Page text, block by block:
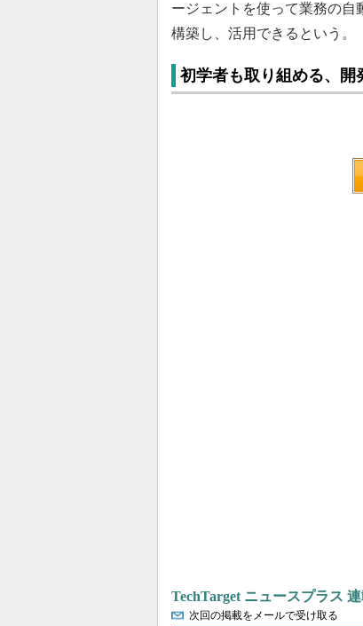
ージェントを使って業務の
構築し、活用できるという。
初学者も取り組める、開
TechTarget ニュースプラス
次回の掲載をメールで受け取る